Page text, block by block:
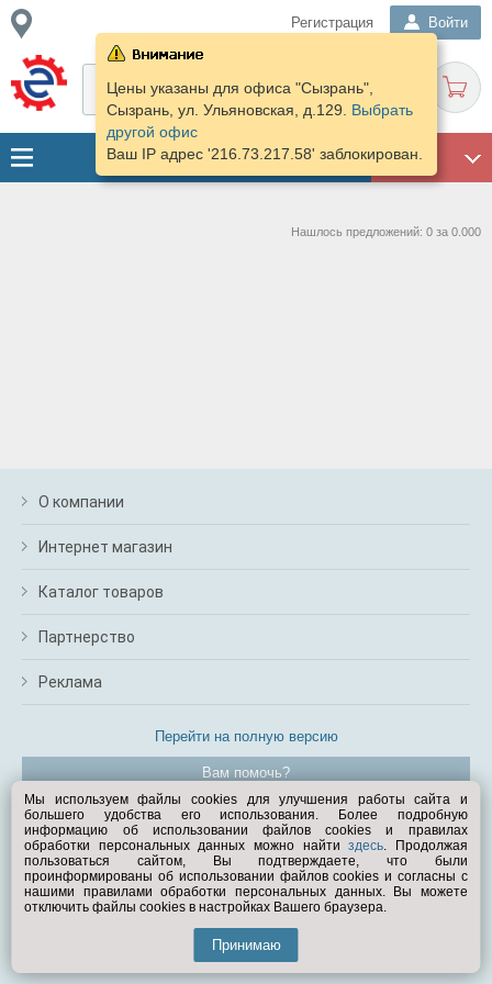
Регистрация Войти
ГАРАЖ
Цены указаны для офиса "Сызрань",
Сызрань, ул. Ульяновская, д.129. Выбрать
другой офис
Ваш IP адрес '216.73.217.58' заблокирован.
Нашлось предложений: 0 за 0.000
О компании
Интернет магазин
Каталог товаров
Партнерство
Реклама
Перейти на полную версию
Вам помочь?
© Exist.ru 1998—2026
Мы используем файлы cookies для улучшения работы сайта и
большего удобства его использования. Более подробную
информацию об использовании файлов cookies и правилах
обработки персональных данных можно найтиздесь. Продолжая
пользоваться сайтом, Вы подтверждаете, что были
проинформированы об использовании файлов cookies и согласны с
нашими правилами обработки персональных данных. Вы можете
отключить файлы cookies в настройках Вашего браузера.
Принимаю